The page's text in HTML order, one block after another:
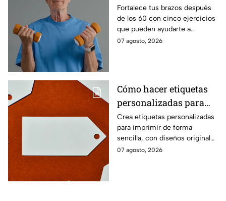
fuerza después de los
60
Fortalece tus brazos después
de los 60 con cinco ejercicios
que pueden ayudarte a
recuperar fuerza, movilidad y
07 agosto, 2026
Cómo hacer etiquetas
personalizadas para
imprimir
Crea etiquetas personalizadas
para imprimir de forma
sencilla, con diseños originales
y detalles adaptados a tus
07 agosto, 2026